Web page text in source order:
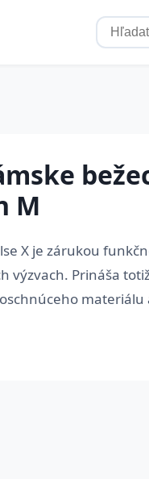
M
X je zárukou
výzvach. Prináša
materiálu